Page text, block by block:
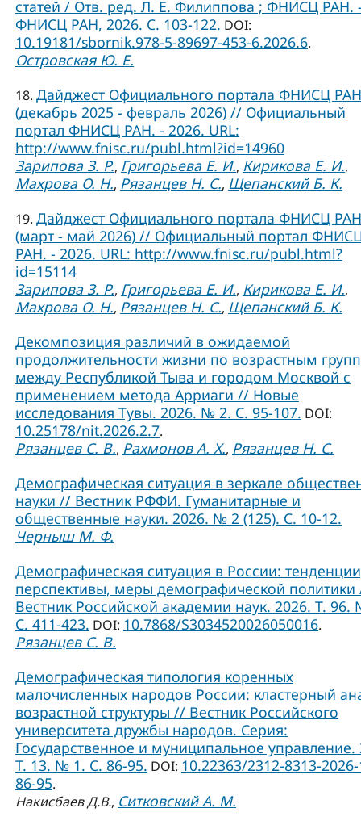
статей / Отв. ред. Л. Е. Филиппова ; ФНИСЦ РАН.
ФНИСЦ РАН, 2026. C. 103-122. DOI:
10.19181/sbornik.978-5-89697-453-6.2026.6.
Островская Ю. Е.
18. Дайджест Официального портала ФНИСЦ РАН
(декабрь 2025 - февраль 2026) // Официальный
портал ФНИСЦ РАН. - 2026. URL:
http://www.fnisc.ru/publ.html?id=14960
Зарипова З. Р., Григорьева Е. И., Кирикова Е. И.,
Махрова О. Н., Рязанцев Н. С., Щепанский Б. К.
19. Дайджест Официального портала ФНИСЦ РАН
(март - май 2026) // Официальный портал
РАН. - 2026. URL: http://www.fnisc.ru/publ.html?
id=15114
Зарипова З. Р., Григорьева Е. И., Кирикова Е. И.,
Махрова О. Н., Рязанцев Н. С., Щепанский Б. К.
Декомпозиция различий в ожидаемой
продолжительности жизни по возрастным
между Республикой Тыва и городом Москвой с
применением метода Арриаги // Новые
исследования Тувы. 2026. № 2. С. 95-107. DOI:
10.25178/nit.2026.2.7.
Рязанцев С. В., Рахмонов А. Х., Рязанцев Н. С.
Демографическая ситуация в зеркале
науки // Вестник РФФИ. Гуманитарные и
общественные науки. 2026. № 2 (125). С. 10-12.
Черныш М. Ф.
Демографическая ситуация в России:
перспективы, меры демографической
Вестник Российской академии наук. 2026. Т. 96.
С. 411-423. DOI: 10.7868/S3034520026050016.
Рязанцев С. В.
Демографическая типология коренных
малочисленных народов России: кластерный
возрастной структуры // Вестник Российского
университета дружбы народов. Серия:
Государственное и муниципальное управление.
Т. 13. № 1. C. 86-95. DOI: 10.22363/2312-8313-
86-95.
Накисбаев Д.В., Ситковский А. М.